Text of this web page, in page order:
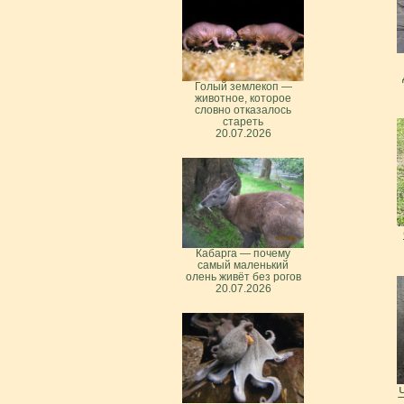
Голый землекоп —
животное, которое
словно отказалось
стареть
20.07.2026
Кабарга — почему
самый маленький
олень живёт без рогов
20.07.2026